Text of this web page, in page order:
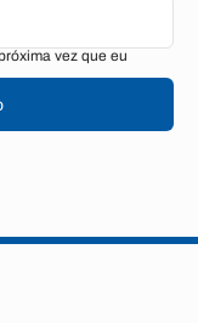
vez que eu